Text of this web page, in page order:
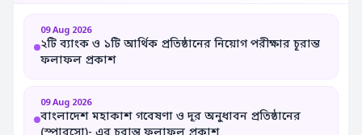
09 Aug 2026
২টি ব্যাংক ও ১টি আর্থিক প্রতিষ্ঠানের নিয়োগ পরীক্ষার চূরান্ত
ফলাফল প্রকাশ
09 Aug 2026
বাংলাদেশ মহাকাশ গবেষণা ও দূর অনুধাবন প্রতিষ্ঠানের